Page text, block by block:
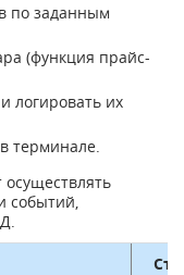
по заданным
(функция прайс-
логировать их
терминале.
событий,